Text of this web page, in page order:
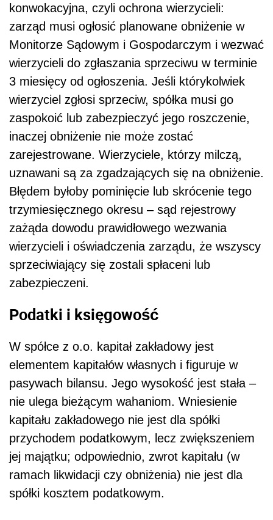
konwokacyjna, czyli ochrona wierzycieli:
zarząd musi ogłosić planowane obniżenie w
Monitorze Sądowym i Gospodarczym i wezwać
wierzycieli do zgłaszania sprzeciwu w terminie
3 miesięcy od ogłoszenia. Jeśli którykolwiek
wierzyciel zgłosi sprzeciw, spółka musi go
zaspokoić lub zabezpieczyć jego roszczenie,
inaczej obniżenie nie może zostać
zarejestrowane. Wierzyciele, którzy milczą,
uznawani są za zgadzających się na obniżenie.
Błędem byłoby pominięcie lub skrócenie tego
trzymiesięcznego okresu – sąd rejestrowy
zażąda dowodu prawidłowego wezwania
wierzycieli i oświadczenia zarządu, że wszyscy
sprzeciwiający się zostali spłaceni lub
zabezpieczeni.
Podatki i księgowość
W spółce z o.o. kapitał zakładowy jest
elementem kapitałów własnych i figuruje w
pasywach bilansu. Jego wysokość jest stała –
nie ulega bieżącym wahaniom. Wniesienie
kapitału zakładowego nie jest dla spółki
przychodem podatkowym, lecz zwiększeniem
jej majątku; odpowiednio, zwrot kapitału (w
ramach likwidacji czy obniżenia) nie jest dla
spółki kosztem podatkowym.